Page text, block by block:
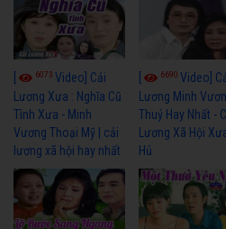
6073 Video] Cải
Lương Xưa : Nghĩa Cũ
Tình Xưa - Minh
Vương Thoại Mỹ | cải
lương xã hội hay nhất
6690Video]
Lương Minh
Thuỷ Hay Nhất -
Lương Xã Hội
Hủ